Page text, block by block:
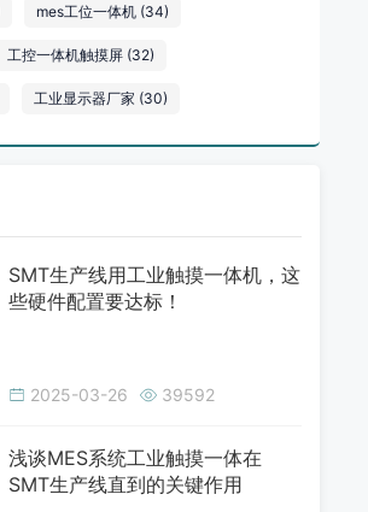
mes工位一体机(34)
工控一体机触摸屏(32)
工业显示器厂家 (30)
SMT生产线用工业触摸一体机，这
些硬件配置要达标！
2025-03-26 39592
浅谈MES系统工业触摸一体在
SMT生产线直到的关键作用